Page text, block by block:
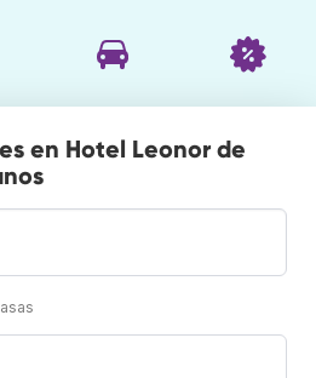
en Hotel Leonor de